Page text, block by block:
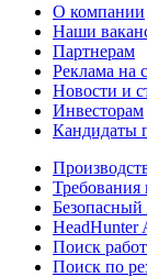
О компании
Наши
Партнерам
Реклама на
Новости и
Инвесторам
Кандидаты
Безопасный
HeadHunter
Поиск
Поиск по